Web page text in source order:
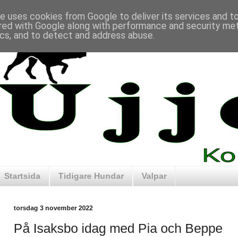
Startsida Tidigare Hundar Valpar
torsdag 3 november 2022
På Isaksbo idag med Pia och Beppe
uses cookies from Google to deliver its services and
with Google along with performance and security
and to detect and address abuse.